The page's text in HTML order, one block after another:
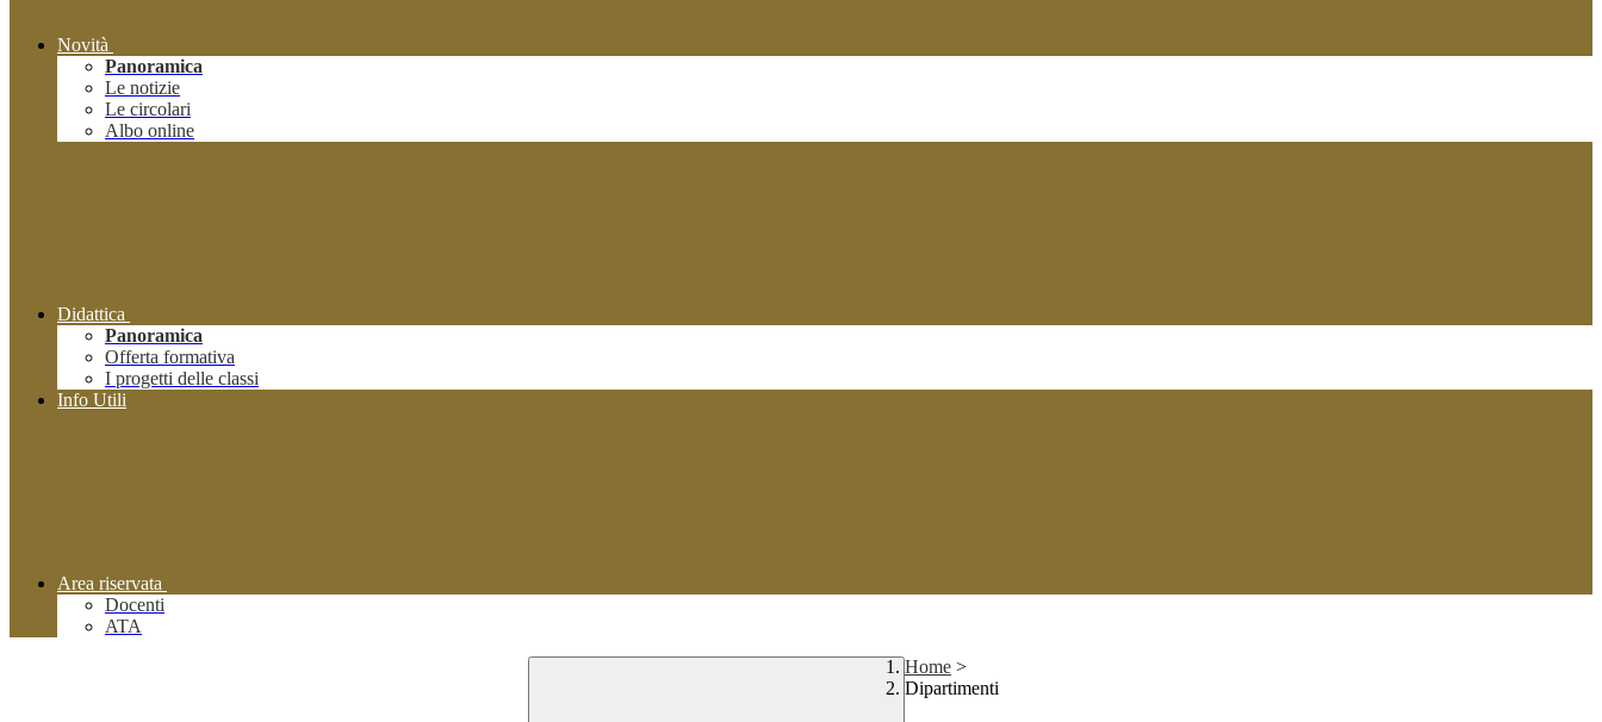
Novità
Panoramica
Le notizie
Le circolari
Albo online
Didattica
Panoramica
Offerta formativa
I progetti delle classi
Info Utili
Area riservata
Docenti
ATA
Home >
Dipartimenti